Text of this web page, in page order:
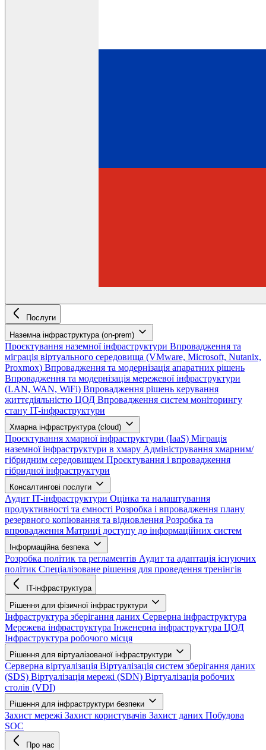
Послуги
Наземна інфраструктура (on-prem)
Проєктування наземної інфраструктури Впровадження та
міграція віртуального середовища (VMware, Microsoft, Nutanix,
Proxmox) Впровадження та модернізація апаратних рішень
Впровадження та модернізація мережевої інфраструктури
(LAN, WAN, WiFi) Впровадження рішень керування
життєдіяльністю ЦОД Впровадження систем моніторингу
стану IT-інфраструктури
Хмарна інфраструктура (cloud)
Проєктування хмарної інфраструктури (IaaS) Міграція
наземної інфраструктури в хмару Адміністрування хмарним/
гібридним середовищем Проєктування і впровадження
гібридної інфраструктури
Консалтингові послуги
Аудит IT-інфраструктури Оцінка та налаштування
продуктивності та ємності Розробка і впровадження плану
резервного копіювання та відновлення Розробка та
впровадження Матриці доступу до інформаційних систем
Інформаційна безпека
Розробка політик та регламентів Аудит та адаптація існуючих
політик Спеціалізоване рішення для проведення тренінгів
IT-інфраструктура
Рішення для фізичної інфраструктури
Інфраструктура зберігання даних Серверна інфраструктура
Мережева інфраструктура Інженерна інфраструктура ЦОД
Інфраструктура робочого місця
Рішення для віртуалізованої інфраструктури
Серверна віртуалізація Віртуалізація систем зберігання даних
(SDS) Віртуалізація мережі (SDN) Віртуалізація робочих
столів (VDI)
Рішення для інфраструктури безпеки
Захист мережі Захист користувачів Захист даних Побудова
SOC
Про нас